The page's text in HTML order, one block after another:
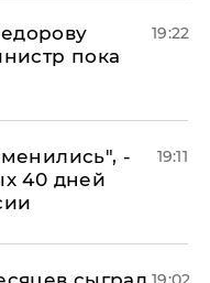
пока
19:22
-
40 дней
19:11